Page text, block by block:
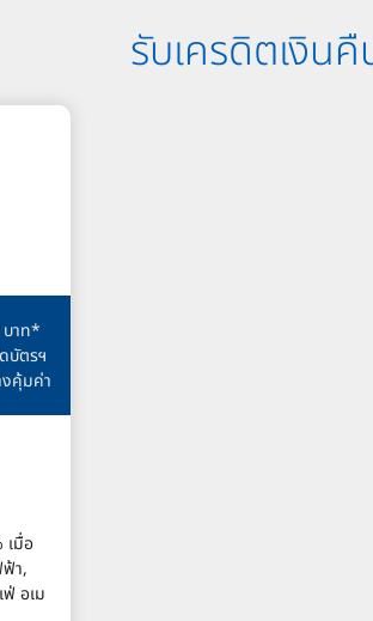
รับเครดิตเงิน
บาท*
บัตรฯ
งคุ้มค่า
เมื่อ
า,
อเม